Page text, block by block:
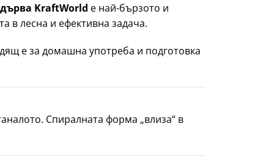
KraftWorld е най-бързото и
лесна и ефективна задача.
е за домашна употреба и подготовка
Спиралната форма „влиза“ в